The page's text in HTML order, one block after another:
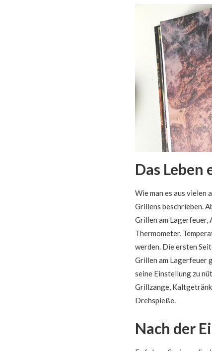
Das Leben
Wie man es aus vielen
Grillens beschrieben.
Grillen am Lagerfeuer,
Thermometer,
werden. Die ersten
Grillen am Lagerfeuer
seine Einstellung zu
Grillzange,
Drehspieße.
Nach der